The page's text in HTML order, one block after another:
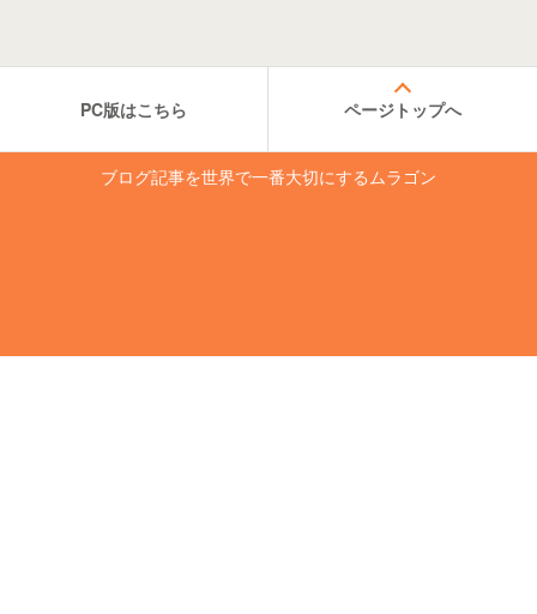
PC版はこちら ページトップへ
ブログ記事を世界で一番大切にするムラゴン